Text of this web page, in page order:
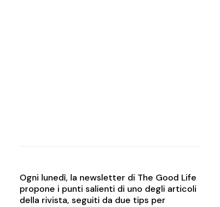
Ogni lunedì, la newsletter di The Good Life
propone i punti salienti di uno degli articoli
della rivista, seguiti da due tips per